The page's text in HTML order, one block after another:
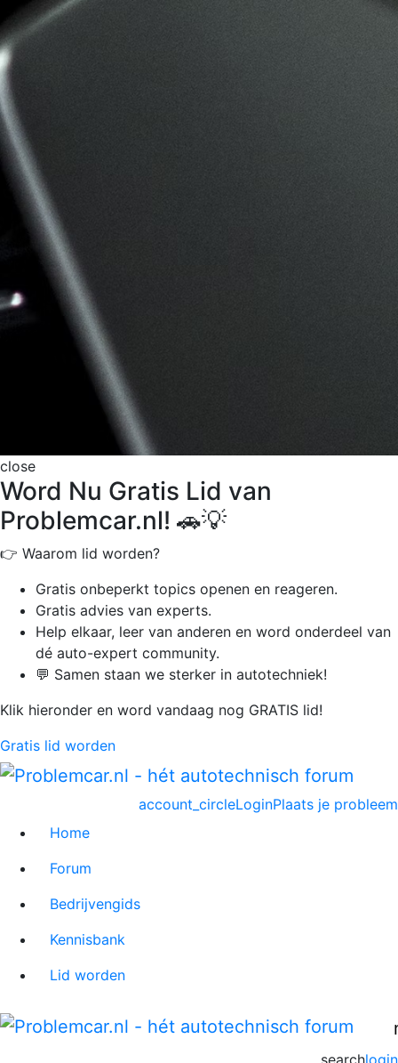
close
Word Nu Gratis Lid van
Problemcar.nl! 🚗💡
👉 Waarom lid worden?
Gratis onbeperkt topics openen en reageren.
Gratis advies van experts.
Help elkaar, leer van anderen en word onderdeel van
dé auto-expert community.
💬 Samen staan we sterker in autotechniek!
Klik hieronder en word vandaag nog GRATIS lid!
Gratis lid worden
Plaats je probleem
account_circleLogin
Home
Forum
Bedrijvengids
Kennisbank
Lid worden
login
search